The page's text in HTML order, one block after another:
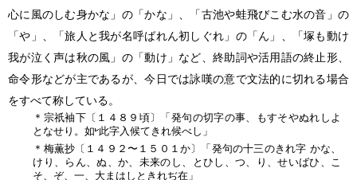
心に風のしむ身かな」の「かな」、「古池や蛙飛びこむ水の音」の
「や」、「旅人と我が名呼ばれん初しぐれ」の「ん」、「塚も動け
我が泣く声は秋の風」の「動け」など、終助詞や活用語の終止形、
命令形などが主であるが、今日では詠嘆の意で文法的に切れる場合
をすべて称している。
＊宗祇袖下〔１４８９頃〕「発句の切字の事、もすそやぬれしよ
となせり。如 此字入候てきれ候べし」
＊梅薫抄〔１４９２〜１５０１か〕「発句の十三のきれ字 かな、
けり、らん、ぬ、か、未来のし、とひし、つ、り、せいばひ、こ
そ、ぞ、一、大まはしときれぢ在」